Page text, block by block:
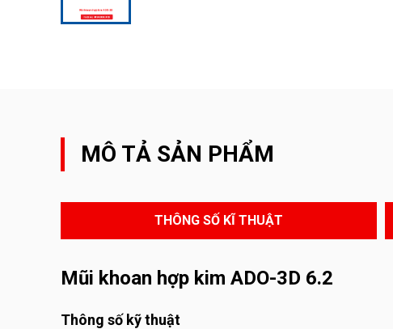
MÔ TẢ SẢN PHẨM
THÔNG SỐ KĨ THUẬT
Mũi khoan hợp kim ADO-3D 6.2
Thông số kỹ thuật